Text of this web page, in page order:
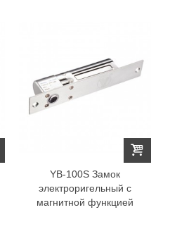
YB-100S Замок
электроригельный с
магнитной функцией